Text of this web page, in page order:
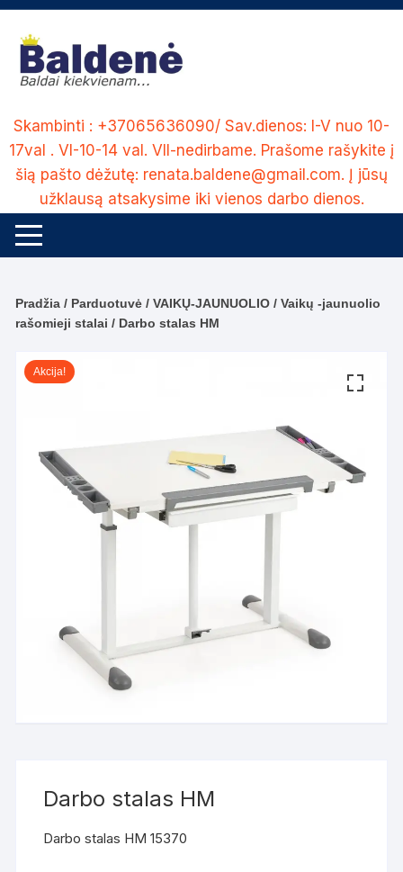
Skip
content
Skambinti : +37065636090/ Sav.dienos: I-V nuo 10-
17val . VI-10-14 val. VII-nedirbame. Prašome rašykite į
šią pašto dėžutę: renata.baldene@gmail.com. Į jūsų
užklausą atsakysime iki vienos darbo dienos.
Pradžia / Parduotuvė /VAIKŲ-JAUNUOLIO /Vaikų -jaunuolio
rašomieji stalai / Darbo stalas HM
Akcija!
Darbo stalas HM
Darbo stalas HM 15370